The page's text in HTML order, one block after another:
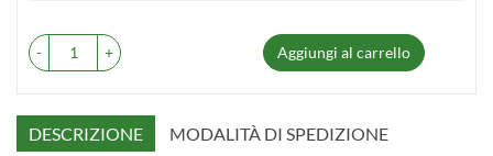
- + Aggiungi al carrello
DESCRIZIONE
MODALITÀ DI SPEDIZIONE